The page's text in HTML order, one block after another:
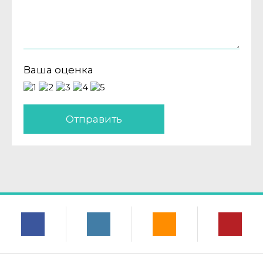
Ваша оценка
Отправить